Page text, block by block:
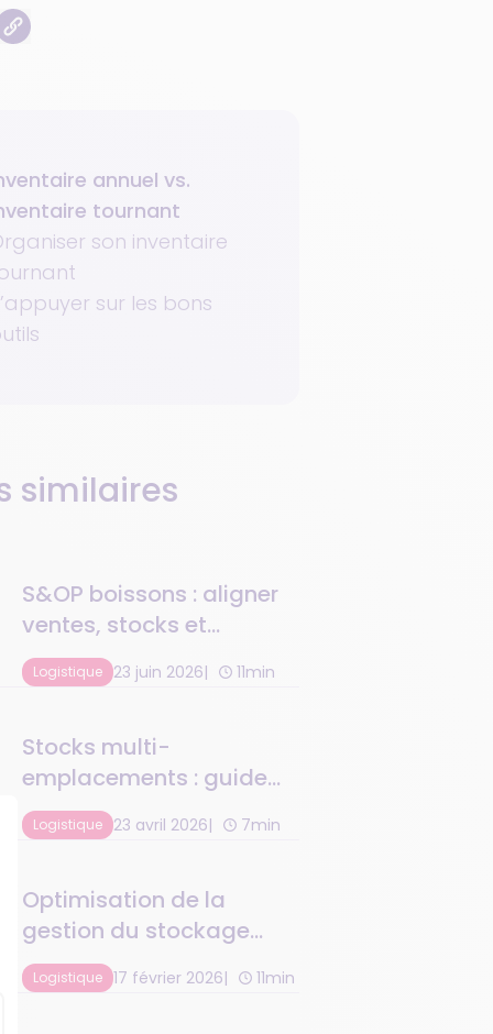
annuel vs.
tournant
son inventaire
sur les bons
similaires
S&OP boissons : aligner
ventes, stocks et
logistique
Logistique 23 juin 2026 11min
Stocks multi-
emplacements : guide
boissons & restaurants
Logistique 23 avril 2026 7min
Optimisation de la
gestion du stockage
logistique multi-
entrepôts grâce à la
Logistique 17 février 2026 11min